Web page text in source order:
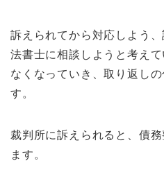
訴えられてから対応しよう
法書士に相談しようと考え
なくなっていき、取り返し
す。
裁判所に訴えられると、債
ます。